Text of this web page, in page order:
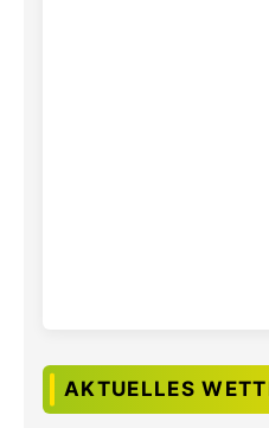
AKTUELLES